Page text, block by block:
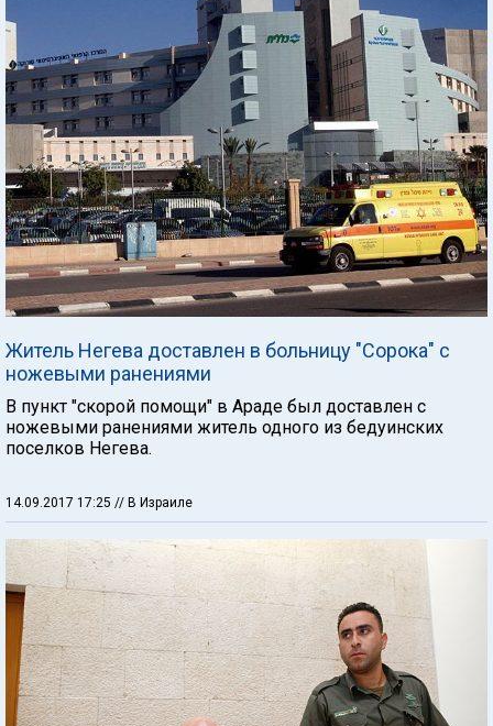
Житель Негева доставлен в больницу "Сорока" с
ножевыми ранениями
В пункт "скорой помощи" в Араде был доставлен с
ножевыми ранениями житель одного из бедуинских
поселков Негева.
14.09.2017 17:25 // В Израиле